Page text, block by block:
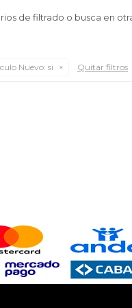
de filtrado o busca en
Nuevo: si Quitar filtros